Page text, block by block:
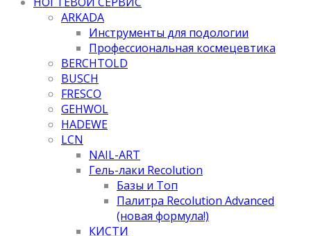
ARKADA
Инструменты для подологии
Профессиональная космецевтика
BERCHTOLD
BUSCH
FRESCO
GEHWOL
HADEWE
LCN
NAIL-ART
Гель-лаки Recolution
Базы и Топ
Палитра Recolution Advanced
(новая формула!)
КИСТИ